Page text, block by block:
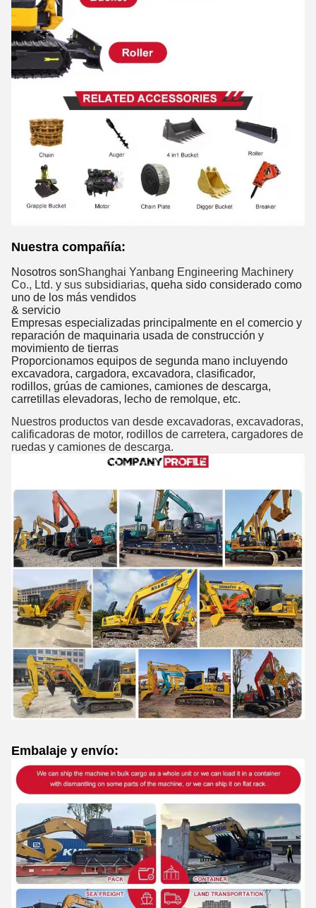
Nuestra compañía:
Nosotros sonShanghai Yanbang Engineering Machinery
Co., Ltd. y sus subsidiarias, queha sido considerado como
uno de los más vendidos
& servicio
Empresas especializadas principalmente en el comercio y
reparación de maquinaria usada de construcción y
movimiento de tierras
Proporcionamos equipos de segunda mano incluyendo
excavadora, cargadora, excavadora, clasificador,
rodillos, grúas de camiones, camiones de descarga,
carretillas elevadoras, lecho de remolque, etc.
Nuestros productos van desde excavadoras, excavadoras,
calificadoras de motor, rodillos de carretera, cargadores de
ruedas y camiones de descarga.
Embalaje y envío: